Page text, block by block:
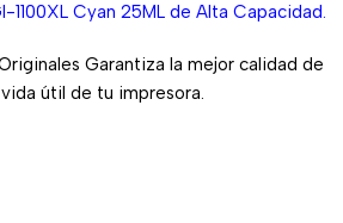
1100XL Cyan 25ML de Alta Capacidad.
Garantiza la mejor calidad de
útil de tu impresora.